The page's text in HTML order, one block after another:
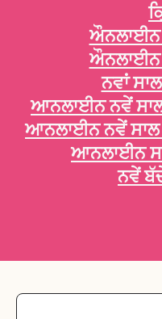
ਔਨਲਾਈਨ
ਔਨਲਾਈਨ
ਨਵਾਂ
ਆਨਲਾਈਨ ਨਵੇਂ ਸਾਲ
ਆਨਲਾਈਨ ਨਵੇਂ ਸਾਲ
ਆਨਲਾਈਨ
ਨਵੇਂ